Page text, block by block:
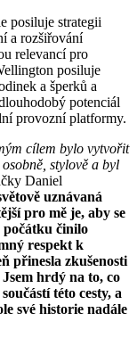
posiluje strategii
a rozšiřování
relevancí pro
posiluje
a šperků a
potenciál
provozní platformy.
cílem bylo vytvořit
stylově a byl
Daniel
uznávaná
pro mě je, aby se
počátku činilo
respekt k
přinesla zkušenosti
hrdý na to, co
této cesty, a
své historie nadále